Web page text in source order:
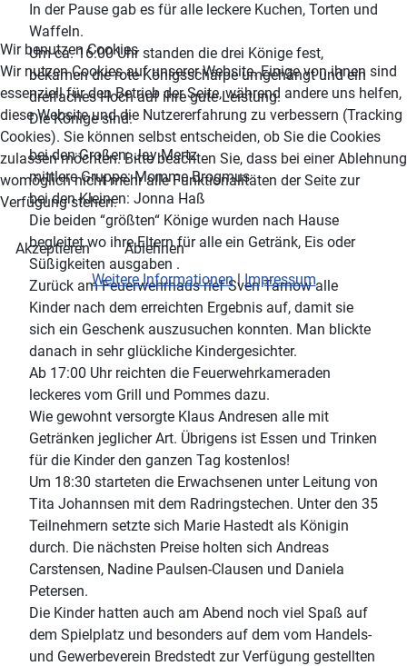
In der Pause gab es für alle leckere Kuchen, Torten und
Waffeln.
Um ca. 16:00 Uhr standen die drei Könige fest,
bekamen die rote Königsschärpe umgehängt und ein
dreifaches Hoch auf ihre gute Leistung.
Die Könige sind:
bei den Großen: Jay Mertz
mittlere Gruppe: Momme Brogmus
bei den Kleinen: Jonna Haß
Die beiden “größten“ Könige wurden nach Hause
begleitet wo ihre Eltern für alle ein Getränk, Eis oder
Süßigkeiten ausgaben .
Zurück am Feuerwehrhaus rief Sven Tarnow alle
Kinder nach dem erreichten Ergebnis auf, damit sie
sich ein Geschenk auszusuchen konnten. Man blickte
danach in sehr glückliche Kindergesichter.
Ab 17:00 Uhr reichten die Feuerwehrkameraden
leckeres vom Grill und Pommes dazu.
Wie gewohnt versorgte Klaus Andresen alle mit
Getränken jeglicher Art. Übrigens ist Essen und Trinken
für die Kinder den ganzen Tag kostenlos!
Um 18:30 starteten die Erwachsenen unter Leitung von
Tita Johannsen mit dem Radringstechen. Unter den 35
Teilnehmern setzte sich Marie Hastedt als Königin
durch. Die nächsten Preise holten sich Andreas
Carstensen, Nadine Paulsen-Clausen und Daniela
Petersen.
Die Kinder hatten auch am Abend noch viel Spaß auf
dem Spielplatz und besonders auf dem vom Handels-
und Gewerbeverein Bredstedt zur Verfügung gestellten
Wir benutzen Cookies
Wir nutzen Cookies auf unserer Website. Einige von ihnen sind
essenziell für den Betrieb der Seite, während andere uns helfen,
diese Website und die Nutzererfahrung zu verbessern (Tracking
Cookies). Sie können selbst entscheiden, ob Sie die Cookies
zulassen möchten. Bitte beachten Sie, dass bei einer Ablehnung
womöglich nicht mehr alle Funktionalitäten der Seite zur
Verfügung stehen.
Akzeptieren
Ablehnen
Weitere Informationen|Impressum